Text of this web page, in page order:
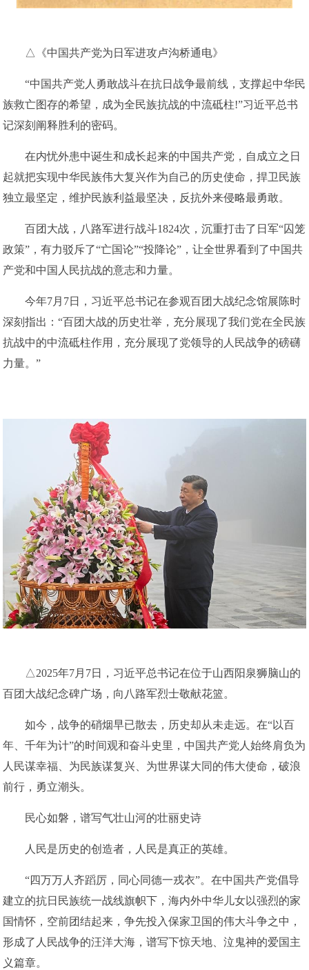
△《中国共产党为日军进攻卢沟桥通电》
“中国共产党人勇敢战斗在抗日战争最前线，支撑起中华民
族救亡图存的希望，成为全民族抗战的中流砥柱!”习近平总书
记深刻阐释胜利的密码。
在内忧外患中诞生和成长起来的中国共产党，自成立之日
起就把实现中华民族伟大复兴作为自己的历史使命，捍卫民族
独立最坚定，维护民族利益最坚决，反抗外来侵略最勇敢。
百团大战，八路军进行战斗1824次，沉重打击了日军“囚笼
政策”，有力驳斥了“亡国论”“投降论”，让全世界看到了中国共
产党和中国人民抗战的意志和力量。
今年7月7日，习近平总书记在参观百团大战纪念馆展陈时
深刻指出：“百团大战的历史壮举，充分展现了我们党在全民族
抗战中的中流砥柱作用，充分展现了党领导的人民战争的磅礴
力量。”
△2025年7月7日，习近平总书记在位于山西阳泉狮脑山的
百团大战纪念碑广场，向八路军烈士敬献花篮。
如今，战争的硝烟早已散去，历史却从未走远。在“以百
年、千年为计”的时间观和奋斗史里，中国共产党人始终肩负为
人民谋幸福、为民族谋复兴、为世界谋大同的伟大使命，破浪
前行，勇立潮头。
民心如磐，谱写气壮山河的壮丽史诗
人民是历史的创造者，人民是真正的英雄。
“四万万人齐蹈厉，同心同德一戎衣”。在中国共产党倡导
建立的抗日民族统一战线旗帜下，海内外中华儿女以强烈的家
国情怀，空前团结起来，争先投入保家卫国的伟大斗争之中，
形成了人民战争的汪洋大海，谱写下惊天地、泣鬼神的爱国主
义篇章。